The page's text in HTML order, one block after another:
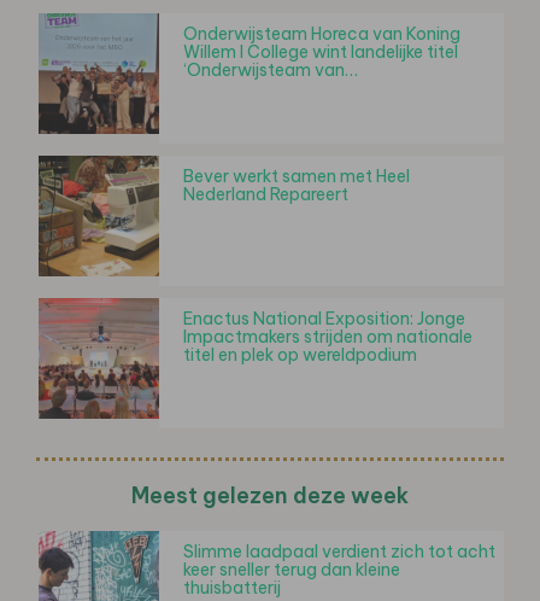
Onderwijsteam Horeca van Koning
Willem I College wint landelijke titel
‘Onderwijsteam van…
Bever werkt samen met Heel
Nederland Repareert
Enactus National Exposition: Jonge
Impactmakers strijden om nationale
titel en plek op wereldpodium
Meest gelezen deze week
Slimme laadpaal verdient zich tot acht
keer sneller terug dan kleine
thuisbatterij